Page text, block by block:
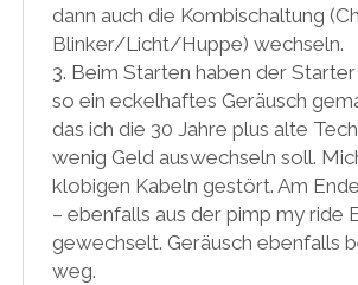
dann auch die Kombischaltung
Blinker/Licht/Huppe) wechseln.
3. Beim Starten haben der
so ein eckelhaftes Geräusch
das ich die 30 Jahre plus alte
wenig Geld auswechseln soll.
klobigen Kabeln gestört. Am
– ebenfalls aus der pimp my ride
gewechselt. Geräusch ebenfalls
weg.